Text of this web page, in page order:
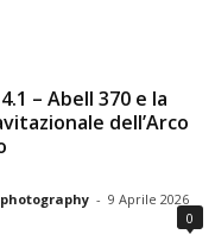
– Abell 370 e la
dell’Arco
- 9 Aprile 2026
0